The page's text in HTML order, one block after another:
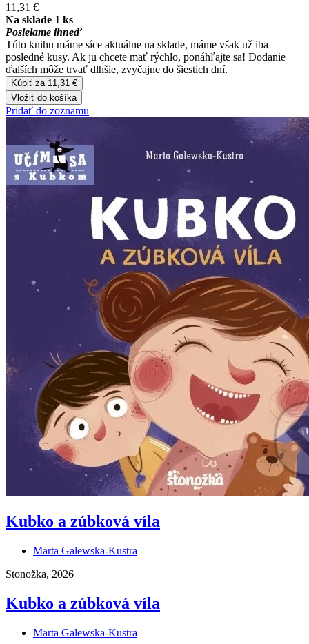
11,31 €
Na sklade 1 ks
Posielame ihneď
Túto knihu máme síce aktuálne na sklade, máme však už iba
posledné kusy. Ak ju chcete mať rýchlo, ponáhľajte sa! Dodanie
ďalších môže trvať dlhšie, zvyčajne do šiestich dní.
Kúpiť za 11,31 €
Vložiť do košíka
Pridať do zoznamu
Kubko a zúbková víla
Marta Galewska-Kustra
Stonožka, 2026
Kubko a zúbková víla
Marta Galewska-Kustra